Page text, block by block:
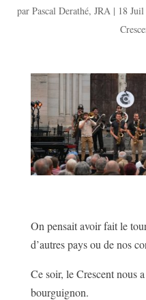
par Pascal Derathé, JRA | 18
On pensait avoir fait le
d’autres pays ou de nos
Ce soir, le Crescent nous
bourguignon.